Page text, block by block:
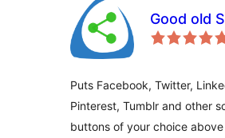
Good old
Puts Facebook, Twitter,
Pinterest, Tumblr and other
buttons of your choice